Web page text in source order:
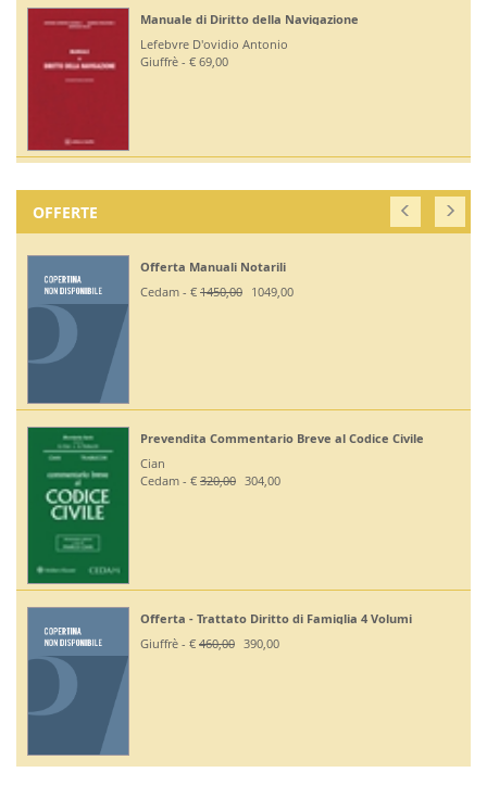
Manuale di Diritto della Navigazione
Lefebvre D'ovidio Antonio
Giuffrè - € 69,00
OFFERTE
Offerta Manuali Notarili
Cedam - € 1450,00 1049,00
Prevendita Commentario Breve al Codice Civile
Cian
Cedam - € 320,00 304,00
Offerta - Trattato Diritto di Famiglia 4 Volumi
Giuffrè - € 460,00 390,00